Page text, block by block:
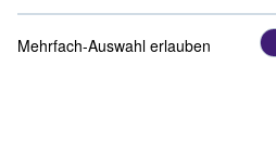
Mehrfach-Auswahl erlauben